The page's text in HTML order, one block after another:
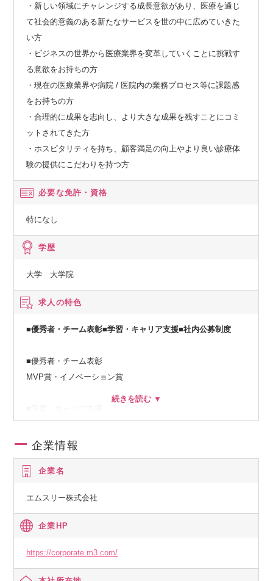
・新しい領域にチャレンジする成長意欲があり、医療を通じ
て社会的意義のある新たなサービスを世の中に広めていきた
い方
・ビジネスの世界から医療業界を変革していくことに挑戦す
る意欲をお持ちの方
・現在の医療業界や病院 / 医院内の業務プロセス等に課題感
をお持ちの方
・合理的に成果を志向し、より大きな成果を残すことにコミ
ットされてきた方
・ホスピタリティを持ち、顧客満足の向上やより良い診療体
験の提供にこだわりを持つ方
必要な免許・資格
特になし
学歴
大学 大学院
求人の特色
■優秀者・チーム表彰■学習・キャリア支援■社内公募制度
■優秀者・チーム表彰
MVP賞・イノベーション賞
キャリアカウンセリング・メンタリングサポート
各種勉強会開催、学会参加支援（該当部署別）
■社内公募制度
PC、デュアルディスプレイ、業務によりスマートフォン
企業情報
企業名
エムスリー株式会社
企業HP
https://corporate.m3.com/